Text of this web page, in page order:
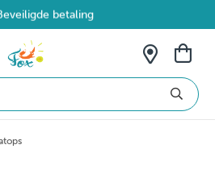
betaling
vanaf €69 in België